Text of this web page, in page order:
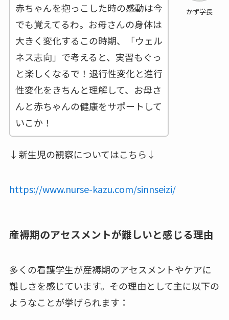
かず学長
赤ちゃんを抱っこした時の感動は今
でも覚えてるわ。お母さんの身体は
大きく変化するこの時期、「ウェル
ネス志向」で考えると、実習もぐっ
と楽しくなるで！退行性変化と進行
性変化をきちんと理解して、お母さ
んと赤ちゃんの健康をサポートして
いこか！
↓新生児の観察についてはこちら↓
https://www.nurse-kazu.com/sinnseizi/
産褥期のアセスメントが難しいと感じる理由
多くの看護学生が産褥期のアセスメントやケアに
難しさを感じています。その理由として主に以下の
ようなことが挙げられます：